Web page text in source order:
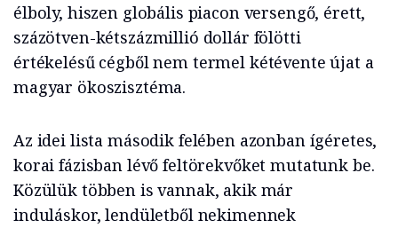
élboly, hiszen globális piacon versengő, érett,
százötven-kétszázmillió dollár fölötti
értékelésű cégből nem termel kétévente újat a
magyar ökoszisztéma.
Az idei lista második felében azonban ígéretes,
korai fázisban lévő feltörekvőket mutatunk be.
Közülük többen is vannak, akik már
induláskor, lendületből nekimennek